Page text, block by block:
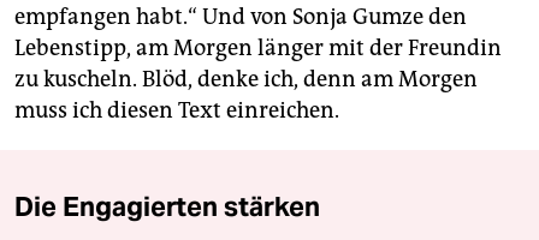
empfangen habt.“ Und von Sonja Gumze den
Lebenstipp, am Morgen länger mit der Freundin
zu kuscheln. Blöd, denke ich, denn am Morgen
muss ich diesen Text einreichen.
Die Engagierten stärken